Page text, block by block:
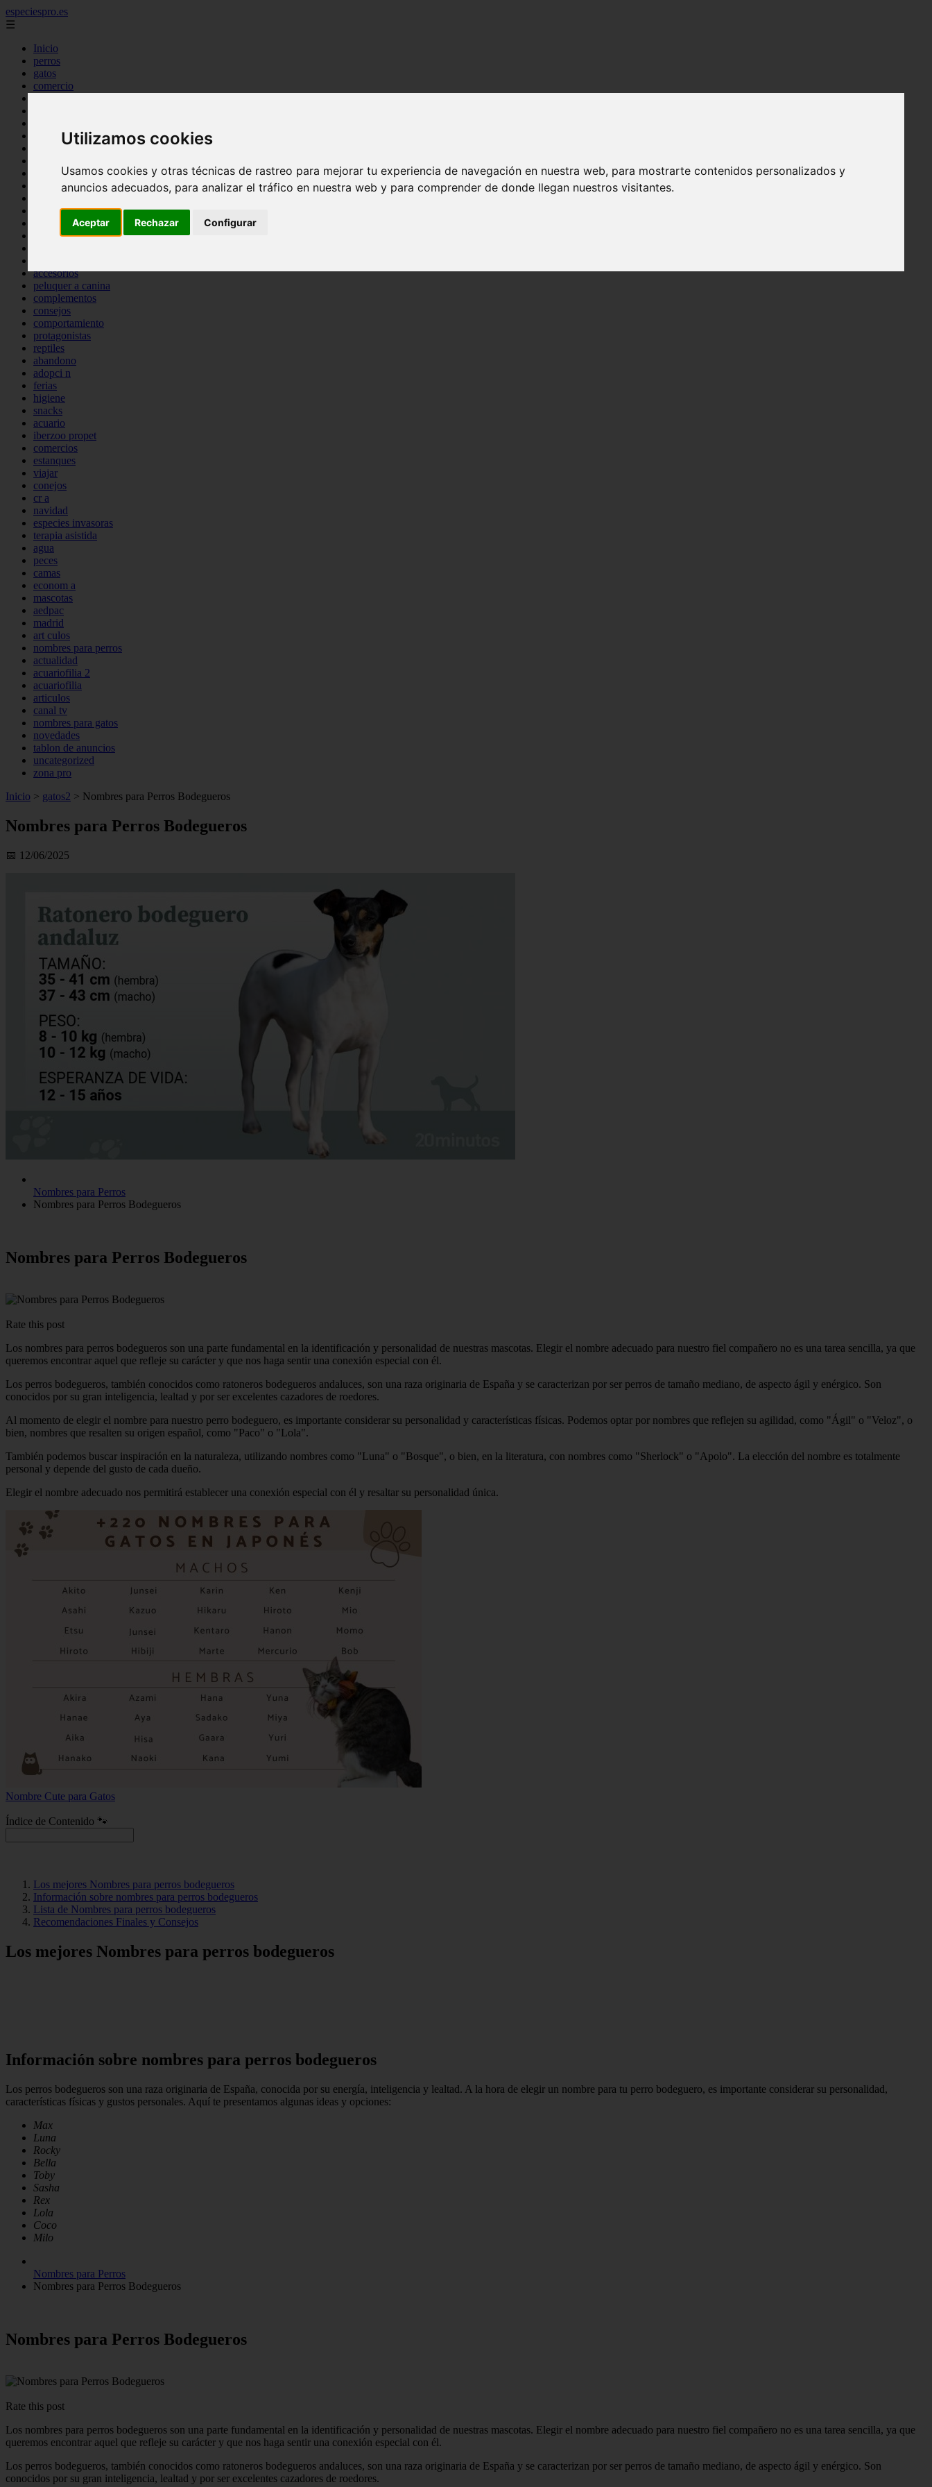
Utilizamos cookies
Usamos cookies y otras técnicas de rastreo para mejorar tu experiencia de navegación en nuestra web, para mostrarte contenidos personalizados y
anuncios adecuados, para analizar el tráfico en nuestra web y para comprender de donde llegan nuestros visitantes.
Aceptar Rechazar Configurar
especiespro.es
☰
Inicio
perros
gatos
comercio
tenencia responsable
mantenimiento
bienestar
peque os mam feros
verano
accesorios
peluquer a canina
complementos
consejos
comportamiento
protagonistas
reptiles
abandono
adopci n
ferias
higiene
snacks
acuario
iberzoo propet
comercios
estanques
viajar
conejos
cr a
navidad
especies invasoras
terapia asistida
agua
peces
camas
econom a
mascotas
aedpac
madrid
art culos
nombres para perros
actualidad
acuariofilia 2
acuariofilia
articulos
canal tv
nombres para gatos
novedades
tablon de anuncios
uncategorized
zona pro
Inicio > gatos2 > Nombres para Perros Bodegueros
Nombres para Perros Bodegueros
📅 12/06/2025
Nombres para Perros
Nombres para Perros Bodegueros
Nombres para Perros Bodegueros
Rate this post
Los nombres para perros bodegueros son una parte fundamental en la identificación y personalidad de nuestras mascotas. Elegir el nombre adecuado para nuestro fiel compañero no es una tarea sencilla, ya que
queremos encontrar aquel que refleje su carácter y que nos haga sentir una conexión especial con él.
Los perros bodegueros, también conocidos como ratoneros bodegueros andaluces, son una raza originaria de España y se caracterizan por ser perros de tamaño mediano, de aspecto ágil y enérgico. Son
conocidos por su gran inteligencia, lealtad y por ser excelentes cazadores de roedores.
Al momento de elegir el nombre para nuestro perro bodeguero, es importante considerar su personalidad y características físicas. Podemos optar por nombres que reflejen su agilidad, como "Ágil" o "Veloz", o
bien, nombres que resalten su origen español, como "Paco" o "Lola".
También podemos buscar inspiración en la naturaleza, utilizando nombres como "Luna" o "Bosque", o bien, en la literatura, con nombres como "Sherlock" o "Apolo". La elección del nombre es totalmente
personal y depende del gusto de cada dueño.
Elegir el nombre adecuado nos permitirá establecer una conexión especial con él y resaltar su personalidad única.
Nombre Cute para Gatos
Índice de Contenido 🐾
Los mejores Nombres para perros bodegueros
Información sobre nombres para perros bodegueros
Lista de Nombres para perros bodegueros
Recomendaciones Finales y Consejos
Los mejores Nombres para perros bodegueros
Información sobre nombres para perros bodegueros
Los perros bodegueros son una raza originaria de España, conocida por su energía, inteligencia y lealtad. A la hora de elegir un nombre para tu perro bodeguero, es importante considerar su personalidad,
características físicas y gustos personales. Aquí te presentamos algunas ideas y opciones:
Max
Luna
Rocky
Bella
Toby
Sasha
Rex
Lola
Coco
Milo
Nombres para Perros
Nombres para Perros Bodegueros
Nombres para Perros Bodegueros
Rate this post
Los nombres para perros bodegueros son una parte fundamental en la identificación y personalidad de nuestras mascotas. Elegir el nombre adecuado para nuestro fiel compañero no es una tarea sencilla, ya que
queremos encontrar aquel que refleje su carácter y que nos haga sentir una conexión especial con él.
Los perros bodegueros, también conocidos como ratoneros bodegueros andaluces, son una raza originaria de España y se caracterizan por ser perros de tamaño mediano, de aspecto ágil y enérgico. Son
conocidos por su gran inteligencia, lealtad y por ser excelentes cazadores de roedores.